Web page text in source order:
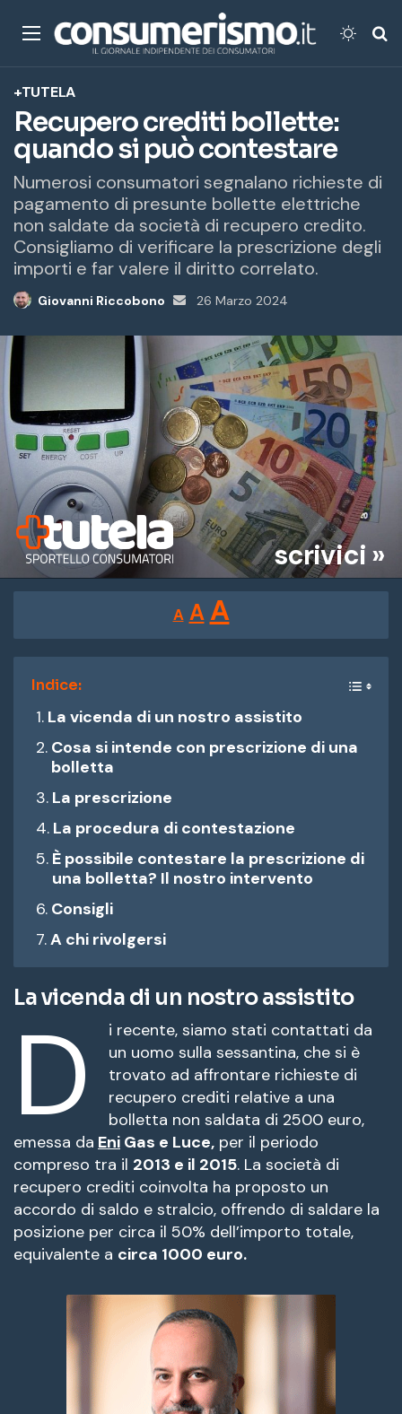
Menu
+TUTELA
Recupero crediti bollette:
quando si può contestare
Numerosi consumatori segnalano richieste di
pagamento di presunte bollette elettriche
non saldate da società di recupero credito.
Consigliamo di verificare la prescrizione degli
importi e far valere il diritto correlato.
Giovanni Riccobono
Invia
26 Marzo 2024
scrivici »
A
Reducir
tamaño
de
fuente.
A Restablecer
tamaño
de
AAumentar
tamaño
fuente.
Indice:
La vicenda di un nostro assistito
Cosa si intende con prescrizione di una
bolletta
La prescrizione
La procedura di contestazione
È possibile contestare la prescrizione di
una bolletta? Il nostro intervento
Consigli
A chi rivolgersi
La vicenda di un nostro assistito
D
i recente, siamo stati contattati da
un uomo sulla sessantina, che si è
trovato ad affrontare richieste di
recupero crediti relative a una
bolletta non saldata di 2500 euro,
emessa da Eni Gas e Luce, per il periodo
compreso tra il 2013 e il 2015. La società di
recupero crediti coinvolta ha proposto un
accordo di saldo e stralcio, offrendo di saldare la
posizione per circa il 50% dell’importo totale,
equivalente a circa 1000 euro.